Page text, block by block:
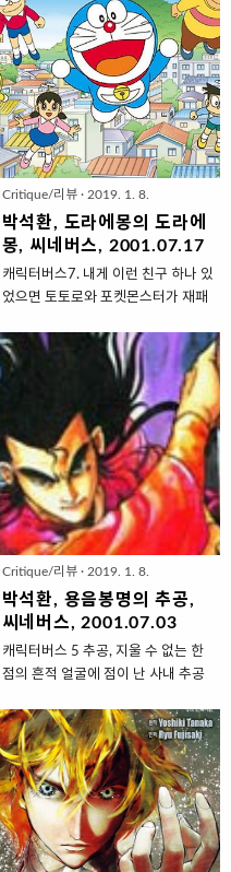
나게 변형한 작품은 미소를 자아낸다.
몇년 전 비디오영화로 출시됐던 외국
산 성애영화 도 패러디의 묘미가 느껴
지는 작품이다. 첩보영화의 대명사인
의 설정에 만화 을 교묘하게 섞은 `재
치만발` `섹시만발` 에로영화였다. 만
화 은 이탈리아의 세계적인 만화작가
밀로 마나라(milomanara.com)의 히
트작이다. 마나라의 성애만화는 서정
적이고 아름다운 화풍을 바탕으로 한
다. 정교한 데생과 풍속화집을 연상시
키는 배경의 깊이는 뛰어난 장인의 솜
씨를 보여준다. 여기에 기묘한 상상력
개가 맞물려 유럽풍 성인만화의 정수
를 보여준다. 단정함을 강조하..
Critique/리뷰· 2019. 1. 8.
박석환, 도라에몽의 도라에
몽, 씨네버스, 2001.07.17
캐릭터버스7. 내게 이런 친구 하나 있
었으면 토토로와 포켓몬스터가 재패
의 국내 시장 안착을 위한 대표 선수
로 올 여름 극장가에서 격돌한다. 남
의 나라까지 와서 쌈판을 벌이는 것이
낯설지 않을 정도가 된 재패니메이션
의 무게가 새삼스러운 터에 일본만화
의 ‘또 다른 신’으로 평가받고 있는 후
지토 F. 후지오 원작의 이 공중파를 탄
다. 7월 9일 52회 분량으로 제작됐던
TV판 애니메이션의 첫 회가 MBC에
서 방송됐다. 73년 일본 아사히 TV에
서 방영을 시작한 이래 과 함께 일본
내 최장수 애니메이션으로 군림하고
있는 도라에몽은 동짜몽이라는 해적
판 만화로 우리에게도 익숙하다. 극장
용 장편만 20 여 편이 제작, 6천만 명
도 18세 이상만 출입..
Critique/리뷰· 2019. 1. 8.
박석환, 용음봉명의 추공,
씨네버스, 2001.07.03
캐릭터버스 5 추공, 지울 수 없는 한
점의 흔적 얼굴에 점이 난 사내 추공
의 작품에 고정 출연했던 캐릭터이다.
허리우드 서부영화의 대표적인 배우
클린트 이스트우드를 모델로 했다는
이 캐릭터는 1981년 무송이란 이름
으로 처음 이재학 유의 만화에 등장,
무룡으로 바뀌었다가 추공이라는 이
름을 갖게 됐다. 지금은 고인이 된 작